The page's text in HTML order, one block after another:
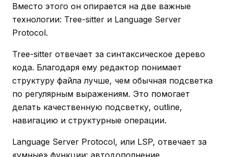
Вместо этого он опирается на две важные
технологии: Tree-sitter и Language Server
Protocol.
Tree-sitter отвечает за синтаксическое дерево
кода. Благодаря ему редактор понимает
структуру файла лучше, чем обычная подсветка
по регулярным выражениям. Это помогает
делать качественную подсветку, outline,
навигацию и структурные операции.
Language Server Protocol, или LSP, отвечает за
«умные» функции: автодополнение,